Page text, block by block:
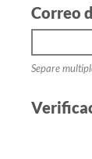
Correo
Separe